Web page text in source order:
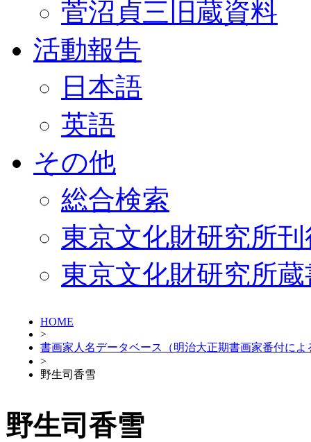
菅沼貞三旧蔵資料
活動報告
日本語
英語
その他
総合検索
東京文化財研究所
東京文化財研究所
HOME
>
書画家人名データベース（明治大正期書画家番付によ
>
野生司香雪
野生司香雪